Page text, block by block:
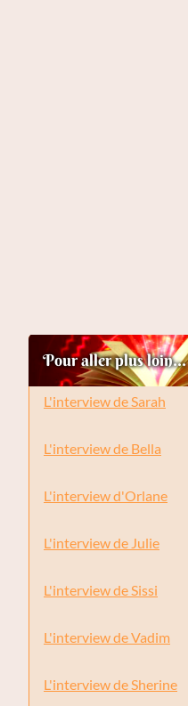
Pour aller plus loin...
L'interview de Sarah
L'interview de Bella
L'interview d'Orlane
L'interview de Julie
L'interview de Sissi
L'interview de Vadim
L'interview de Sherine